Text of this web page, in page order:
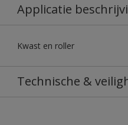
Applicatie
Kwast en roller
Technische &